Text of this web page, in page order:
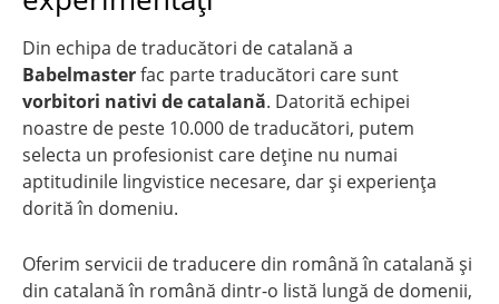
Din echipa de traducători de catalană a
Babelmasterfac parte traducători care sunt
vorbitori nativi de catalană. Datorită echipei
noastre de peste 10.000 de traducători, putem
selecta un profesionist care deține nu numai
aptitudinile lingvistice necesare, dar și experiența
dorită în domeniu.
Oferim servicii de traducere din română în catalană şi
din catalană în română dintr-o listă lungă de domenii,